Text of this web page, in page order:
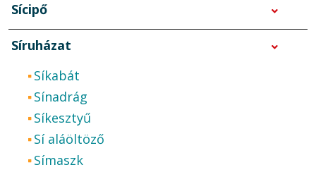
Sícipő
Síruházat
Síkabát
Sínadrág
Síkesztyű
Sí aláöltöző
Símaszk